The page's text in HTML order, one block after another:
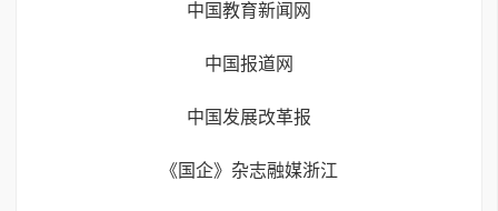
中国教育新闻网
中国报道网
中国发展改革报
《国企》杂志融媒浙江